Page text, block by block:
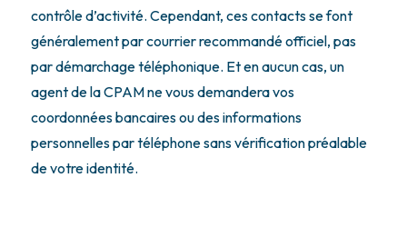
contrôle d’activité. Cependant, ces contacts se font
généralement par courrier recommandé officiel, pas
par démarchage téléphonique. Et en aucun cas, un
agent de la CPAM ne vous demandera vos
coordonnées bancaires ou des informations
personnelles par téléphone sans vérification préalable
de votre identité.